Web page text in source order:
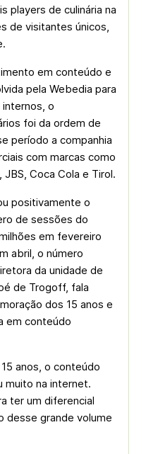
players de culinária na
de visitantes únicos,
em conteúdo e
pela Webedia para
o
foi da ordem de
período a companhia
com marcas como
JBS, Coca Cola e Tirol.
positivamente o
de sessões do
em fevereiro
abril, o número
da unidade de
de Trogoff, fala
dos 15 anos e
em conteúdo
anos, o conteúdo
muito na internet.
ter um diferencial
desse grande volume